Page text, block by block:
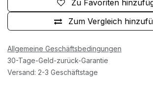
Zum Vergleich
Zu Favoriten
Allgemeine Geschäftsbedingungen
30-Tage-Geld-zurück-Garantie
Versand: 2-3 Geschäftstage